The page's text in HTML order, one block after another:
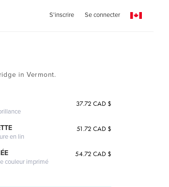
S'inscrire Se connecter
in Vermont.
37.72 CAD $
en lin
51.72 CAD $
couleur imprimé
54.72 CAD $